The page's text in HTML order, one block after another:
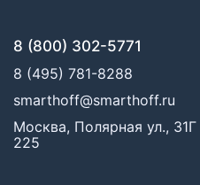
8 (800) 302-5771
8 (495) 781-8288
smarthoff@smarthoff.ru
Москва, Полярная ул., 31Г
225